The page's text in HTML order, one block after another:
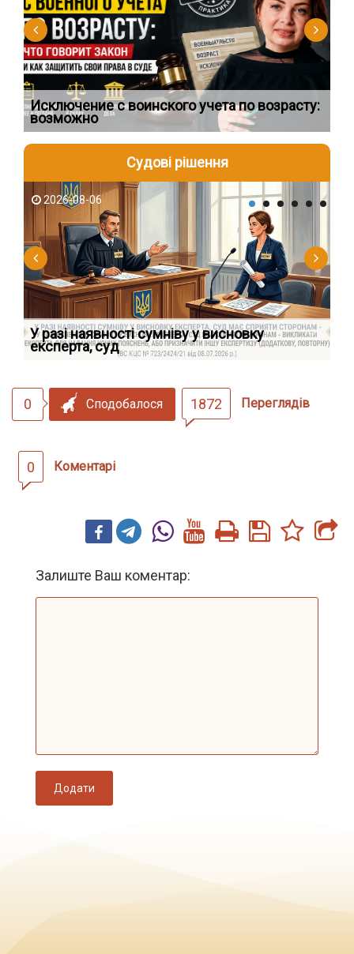
Исключение с воинского учета по возрасту:
возможно
Судові рішення
2026-08-06
У разі наявності сумніву у висновку
експерта, суд
0 Сподобалося 1872 Переглядів
0 Коментарі
Залиште Ваш коментар:
Додати